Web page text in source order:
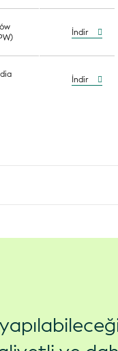
İndir
İndir